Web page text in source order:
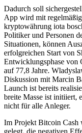
Dadurch soll
App wird mit
kryptowährung iota
Politiker und Personen
Situationen, können
erfolgreichen Start von
Entwicklungsphase von
auf 77,8 Jahre.
Diskussion mit Marcin
Launch ist bereits
breite Masse ist initiiert,
nicht für alle Anleger.
Im Projekt Bitcoin Cash